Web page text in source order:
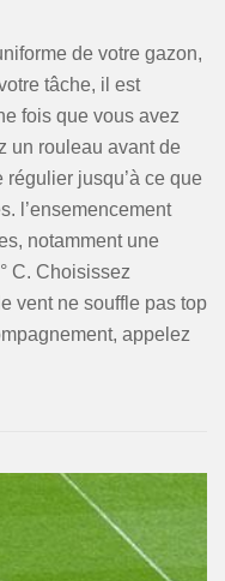
de votre gazon,
tâche, il est
fois que vous avez
un rouleau avant de
régulier jusqu’à ce que
l’ensemencement
notamment une
C. Choisissez
vent ne souffle pas top
appelez